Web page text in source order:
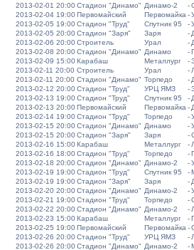
2013-02-01 20:00Стадион "Динамо" Динамо-2 -
2013-02-04 19:00Первомайский Первомайка -
2013-02-05 19:00Стадион "Труд" Спутник 95 -
2013-02-05 20:00Стадион "Заря" Заря -
2013-02-06 20:00Строитель Урал -
2013-02-08 20:00Стадион "Динамо" Динамо -
2013-02-09 15:00Карабаш Металлург -
2013-02-11 20:00 Строитель Урал -
2013-02-11 20:00 Стадион "Динамо" Торпедо -
2013-02-12 20:00Стадион "Труд" УРЦ ЯМЗ -
2013-02-13 19:00Стадион "Труд" Спутник 95 -
2013-02-13 20:00Первомайский Первомайка -
2013-02-14 19:00Стадион "Труд" Торпедо -
2013-02-15 20:00Стадион "Динамо" Динамо -
2013-02-15 20:00Стадион "Заря" Заря -
2013-02-16 15:00Карабаш Металлург -
2013-02-16 18:00Стадион "Труд" Торпедо -
2013-02-18 20:00Стадион "Динамо" Динамо-2 -
2013-02-19 19:00Стадион "Труд" Спутник 95 -
2013-02-19 19:00Стадион "Заря" Заря -
2013-02-20 20:00Стадион "Динамо" Динамо-2 -
2013-02-21 19:00Стадион "Труд" Торпедо -
2013-02-22 20:00Стадион "Динамо" Динамо-2 -
2013-02-23 15:00Карабаш Металлург -
2013-02-25 19:00Первомайский Первомайка -
2013-02-26 20:00Стадион "Труд" УРЦ ЯМЗ -
2013-02-26 20:00Стадион "Динамо" Динамо-2 -